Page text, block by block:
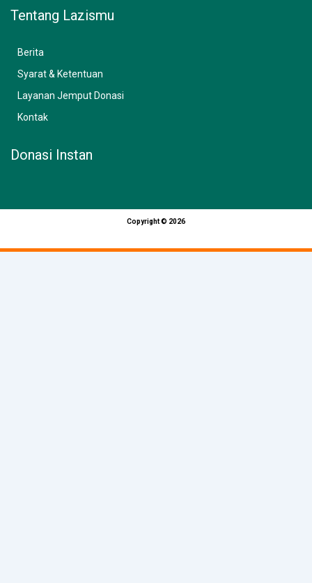
Tentang Lazismu
Berita
Syarat & Ketentuan
Layanan Jemput Donasi
Kontak
Donasi Instan
Copyright © 2026